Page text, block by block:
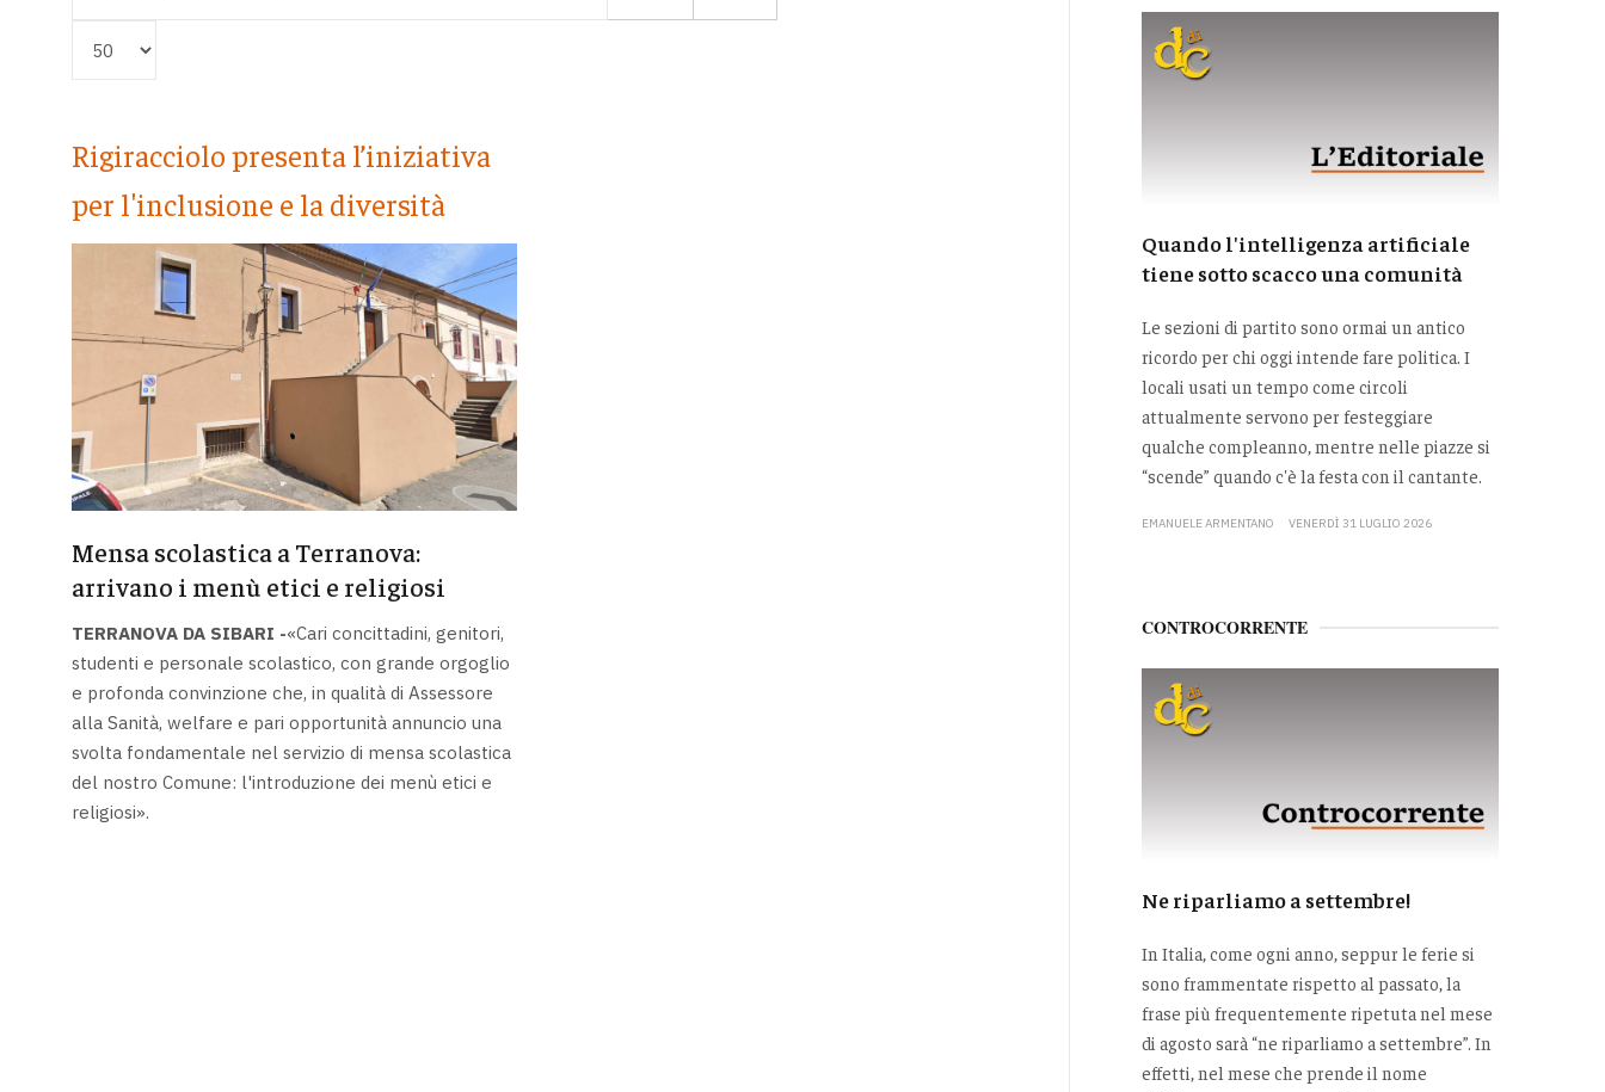
Rigiracciolo presenta l’iniziativa
per l'inclusione e la diversità
Mensa scolastica a Terranova:
arrivano i menù etici e religiosi
TERRANOVA DA SIBARI -«Cari concittadini, genitori,
studenti e personale scolastico, con grande orgoglio
e profonda convinzione che, in qualità di Assessore
alla Sanità, welfare e pari opportunità annuncio una
svolta fondamentale nel servizio di mensa scolastica
del nostro Comune: l'introduzione dei menù etici e
religiosi».
Quando l'intelligenza artificiale
tiene sotto scacco una comunità
Le sezioni di partito sono ormai un antico
ricordo per chi oggi intende fare politica. I
locali usati un tempo come circoli
attualmente servono per festeggiare
qualche compleanno, mentre nelle piazze si
“scende” quando c'è la festa con il cantante.
EMANUELE ARMENTANO VENERDÌ 31 LUGLIO 2026
CONTROCORRENTE
Ne riparliamo a settembre!
In Italia, come ogni anno, seppur le ferie si
sono frammentate rispetto al passato, la
frase più frequentemente ripetuta nel mese
di agosto sarà “ne riparliamo a settembre”. In
effetti, nel mese che prende il nome